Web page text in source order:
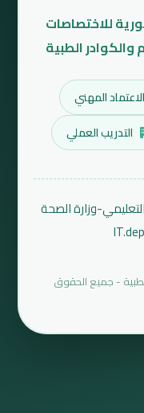
للاختصاصات
الطبية
الاعتماد المهني
التدريب العملي
وزارة الصحة
الطبية - جميع الحقوق